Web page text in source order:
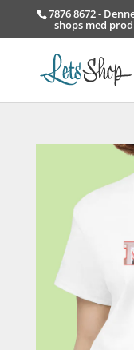
7876 8672 -
shops med